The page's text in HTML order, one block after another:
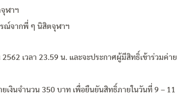
ฬาฯ
รณ์จากพี่ ๆ นิสิตจุฬาฯ
เวลา 23.59 น. และจะประกาศผู้มีสิทธิ์เข้าร่วมค่าย
เงินจำนวน 350 บาท เพื่อยืนยันสิทธิ์ภายในวันที่ 9 – 11